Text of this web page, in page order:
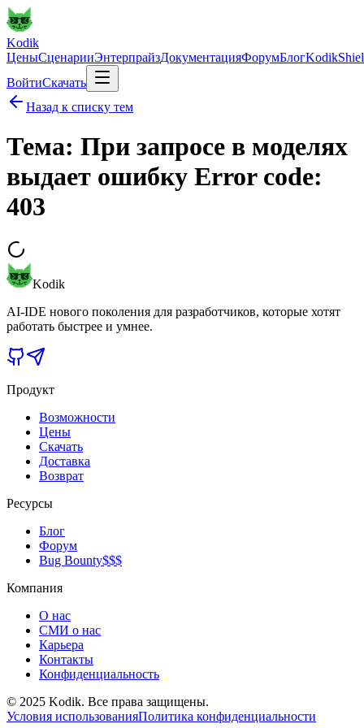
Kodik
ЦеныСценарииЭнтерпрайзДокументацияФорумБлог
ВойтиСкачать
Назад к списку тем
Тема: При запросе в моделях
выдает ошибку Error code:
403
Kodik
AI-IDE нового поколения для разработчиков, которые хотят
работать быстрее и умнее.
Продукт
Возможности
Цены
Скачать
Доставка
Возврат
Ресурсы
Блог
Форум
Bug Bounty$$$
Компания
О нас
СМИ о нас
Карьера
Контакты
Конфиденциальность
© 2025 Kodik. Все права защищены.
Условия использованияПолитика конфиденциальности